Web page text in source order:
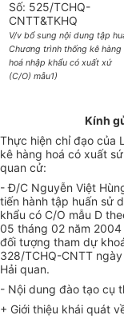
Số: 525/TCHQ-
CNTT&TKHQ
V/v bổ sung nội dung tập
Chương trình thống kê hàng
hoá nhập khẩu có xuất xứ
(C/O) mẫu1)
Kính
Thực hiện chỉ đạo của
kê hàng hoá có xuất
quan cử:
- Đ/C Nguyễn Việt
tiến hành tập huấn sử
khẩu có C/O mẫu D
05 tháng 02 năm 2004
đối tượng tham dự
328/TCHQ-CNTT
Hải quan.
- Nội dung đào tạo cụ
+ Giới thiệu khái quát